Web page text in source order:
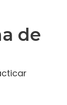
de